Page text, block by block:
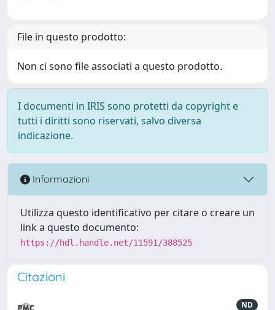
File in questo prodotto:
Non ci sono file associati a questo prodotto.
I documenti in IRIS sono protetti da copyright e
tutti i diritti sono riservati, salvo diversa
indicazione.
Informazioni
Utilizza questo identificativo per citare o creare un
link a questo documento:
https://hdl.handle.net/11591/388525
Citazioni
ND